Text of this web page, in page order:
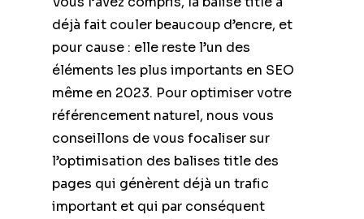
déjà fait couler beaucoup d’encre, et
pour cause : elle reste l’un des
éléments les plus importants en SEO
même en 2023. Pour optimiser votre
référencement naturel, nous vous
conseillons de vous focaliser sur
l’optimisation des balises title des
pages qui génèrent déjà un trafic
important et qui par conséquent